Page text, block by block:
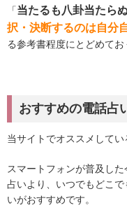
「当たるも八卦当たら
択・決断するのは自分
る参考書程度にとどめてお
おすすめの電話占
当サイトでオススメしてい
スマートフォンが普及し
占いより、いつでもどこ
いがおすすめです。